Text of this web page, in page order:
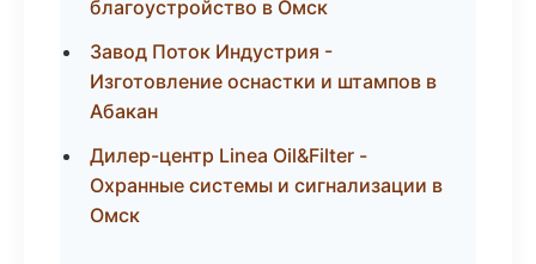
благоустройство в Омск
Завод Поток Индустрия -
Изготовление оснастки и штампов в
Абакан
Дилер-центр Linea Oil&Filter -
Охранные системы и сигнализации в
Омск